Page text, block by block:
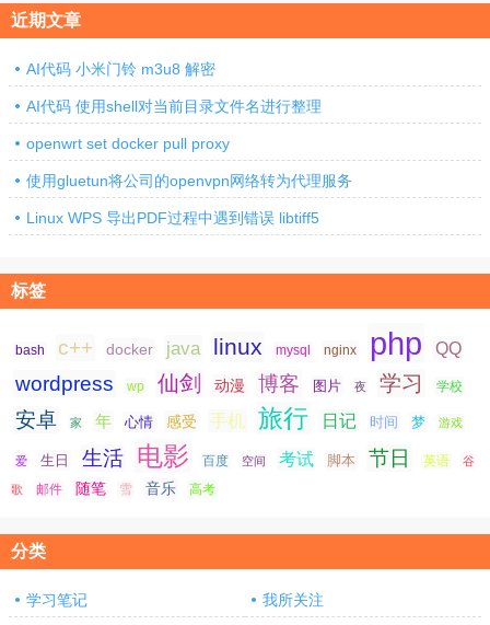
近期文章
AI代码 小米门铃 m3u8 解密
AI代码 使用shell对当前目录文件名进行整理
openwrt set docker pull proxy
使用gluetun将公司的openvpn网络转为代理服务
Linux WPS 导出PDF过程中遇到错误 libtiff5
标签
bash c++ docker java linux mysql nginx php QQ
wordpress wp 仙剑 动漫 博客 图片 夜 学习 学校
安卓 家 年 心情 感受 手机 旅行 日记 时间 梦 游戏
爱 生日 生活 电影 百度 空间 考试 脚本 节日 英语 谷
歌 邮件 随笔 雪 音乐 高考
分类
学习笔记 我所关注